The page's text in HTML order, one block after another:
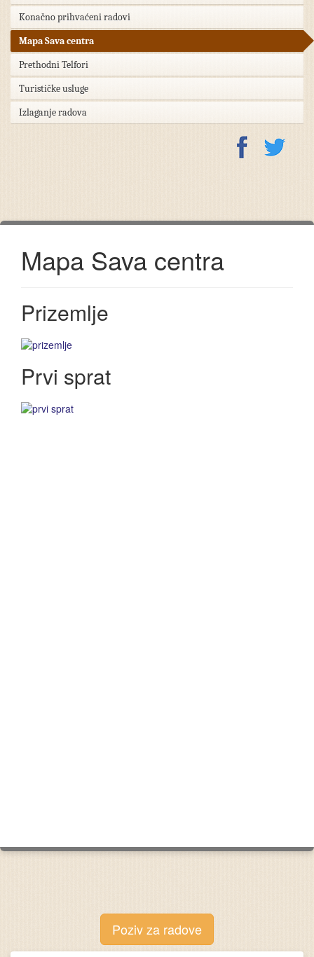
Konačno prihvaćeni radovi
Mapa Sava centra
Prethodni Telfori
Turističke usluge
Izlaganje radova
Mapa Sava centra
Prizemlje
Prvi sprat
Poziv za radove